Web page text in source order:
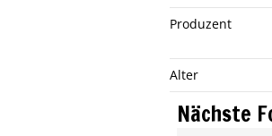
Produzent
Alter
Nächste